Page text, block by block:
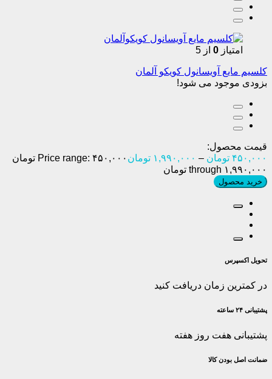
امتیاز 0 از 5
کلسیم مایع آویسانول کویکو آلمان
بزودی موجود می شود!
قیمت محصول:
۴۵۰,۰۰۰ تومان – ۱,۹۹۰,۰۰۰ تومان
Price range: ۴۵۰,۰۰۰ تومان
through ۱,۹۹۰,۰۰۰ تومان
خرید محصول
تحویل اکسپرس
در کمترین زمان دریافت کنید
پشتیبانی ۲۴ ساعته
پشتیبانی هفت روز هفته
ضمانت اصل‌ بودن کالا